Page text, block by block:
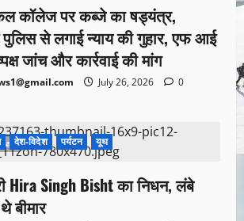
कॉलेज पर कब्जे का षड्यंत्र,
से लगाई न्याय की गुहार, एफ आई
जांच और कार्रवाई की मांग
July 26, 2026
0
देश-विदेश पर्यटन यूथ
Hira Singh Bisht का निधन, लंबे
बीमार